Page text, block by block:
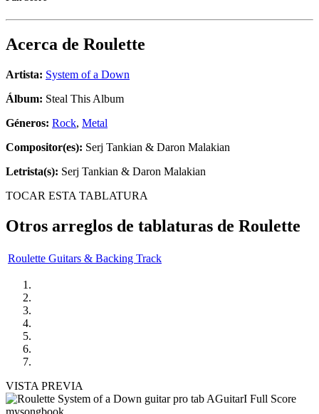
Acerca de Roulette
Artista: System of a Down
Álbum: Steal This Album
Géneros: Rock, Metal
Compositor(es): Serj Tankian & Daron Malakian
Letrista(s): Serj Tankian & Daron Malakian
TOCAR ESTA TABLATURA
Otros arreglos de tablaturas de Roulette
Roulette Guitars & Backing Track
VISTA PREVIA